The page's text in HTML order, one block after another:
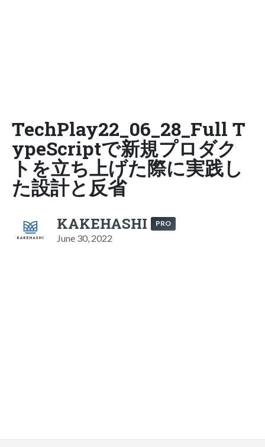
TechPlay22_06_28_Full T
ypeScriptで新規プロダク
トを立ち上げた際に実践し
た設計と反省
KAKEHASHI PRO
June 30, 2022